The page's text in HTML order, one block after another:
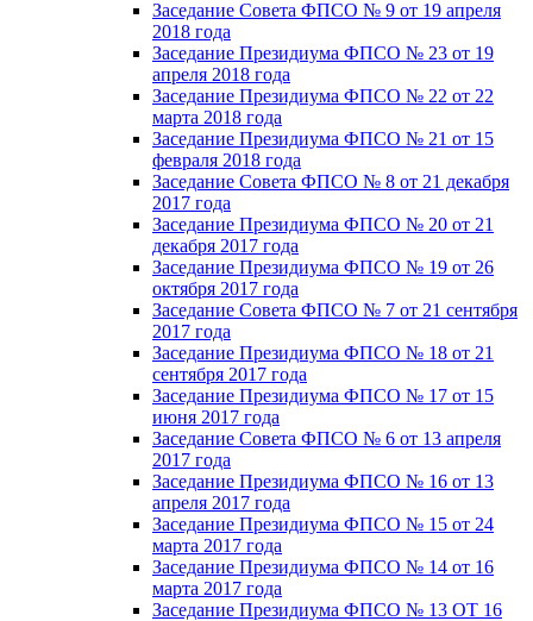
Заседание Совета ФПСО № 9 от 19 апреля
2018 года
Заседание Президиума ФПСО № 23 от 19
апреля 2018 года
Заседание Президиума ФПСО № 22 от 22
марта 2018 года
Заседание Президиума ФПСО № 21 от 15
февраля 2018 года
Заседание Совета ФПСО № 8 от 21 декабря
2017 года
Заседание Президиума ФПСО № 20 от 21
декабря 2017 года
Заседание Президиума ФПСО № 19 от 26
октября 2017 года
Заседание Совета ФПСО № 7 от 21 сентября
2017 года
Заседание Президиума ФПСО № 18 от 21
сентября 2017 года
Заседание Президиума ФПСО № 17 от 15
июня 2017 года
Заседание Совета ФПСО № 6 от 13 апреля
2017 года
Заседание Президиума ФПСО № 16 от 13
апреля 2017 года
Заседание Президиума ФПСО № 15 от 24
марта 2017 года
Заседание Президиума ФПСО № 14 от 16
марта 2017 года
Заседание Президиума ФПСО № 13 ОТ 16